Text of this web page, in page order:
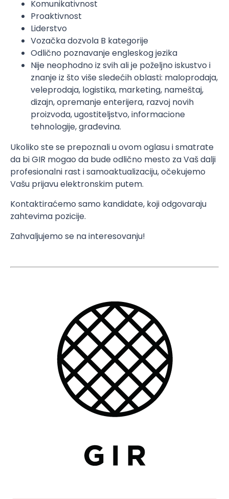
Komunikativnost
Proaktivnost
Liderstvo
Vozačka dozvola B kategorije
Odlično poznavanje engleskog jezika
Nije neophodno iz svih ali je poželjno iskustvo i
znanje iz što više sledećih oblasti: maloprodaja,
veleprodaja, logistika, marketing, nameštaj,
dizajn, opremanje enterijera, razvoj novih
proizvoda, ugostiteljstvo, informacione
tehnologije, građevina.
Ukoliko ste se prepoznali u ovom oglasu i smatrate
da bi GIR mogao da bude odlično mesto za Vaš dalji
profesionalni rast i samoaktualizaciju, očekujemo
Vašu prijavu elektronskim putem.
Kontaktiraćemo samo kandidate, koji odgovaraju
zahtevima pozicije.
Zahvaljujemo se na interesovanju!